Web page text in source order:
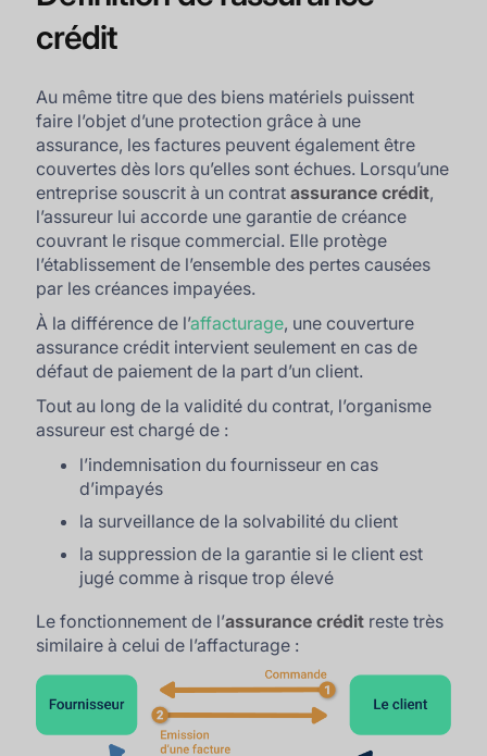
crédit
Au même titre que des biens matériels puissent
faire l’objet d’une protection grâce à une
assurance, les factures peuvent également être
couvertes dès lors qu’elles sont échues. Lorsqu’une
entreprise souscrit à un contratassurance crédit,
l’assureur lui accorde une garantie de créance
couvrant le risque commercial. Elle protège
l’établissement de l’ensemble des pertes causées
par les créances impayées.
À la différence de l’affacturage, une couverture
assurance crédit intervient seulement en cas de
défaut de paiement de la part d’un client.
Tout au long de la validité du contrat, l’organisme
assureur est chargé de :
l’indemnisation du fournisseur en cas
d’impayés
la surveillance de la solvabilité du client
la suppression de la garantie si le client est
jugé comme à risque trop élevé
Le fonctionnement de l’assurance crédit reste très
similaire à celui de l’affacturage :